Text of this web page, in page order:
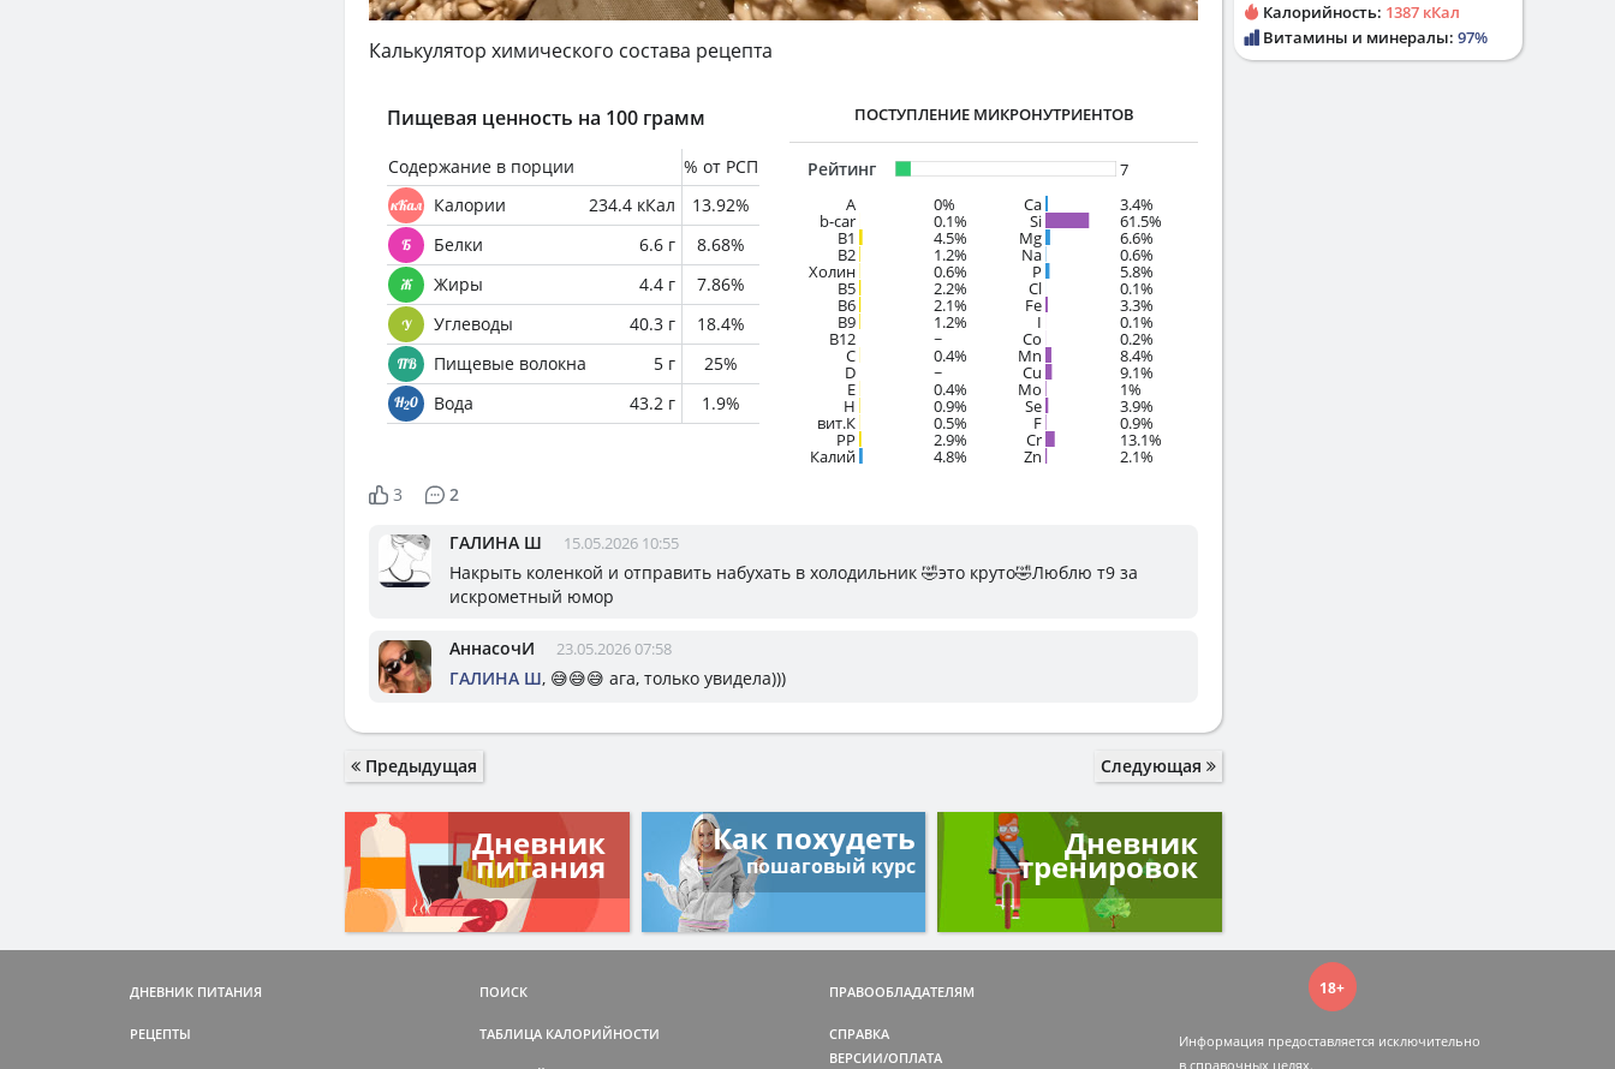
Калькулятор химического состава рецепта
Пищевая ценность на 100 грамм
Содержание в порции
% от РСП
Калории
234.4 кКал
13.92%
Белки
6.6 г
8.68%
Жиры
4.4 г
7.86%
Углеводы
40.3 г
18.4%
Пищевые волокна
5 г
25%
Вода
43.2 г 1.9%
ПОСТУПЛЕНИЕ МИКРОНУТРИЕНТОВ
Рейтинг
7
A
0%
b-car 0.1%
В1 4.5%
B2 1.2%
Холин 0.6%
B5 2.2%
B6 2.1%
B9 1.2%
B12 ~
C 0.4%
D ~
E 0.4%
H 0.9%
вит.К 0.5%
PP 2.9%
Калий 4.8%
Ca 3.4%
Si 61.5%
Mg 6.6%
Na 0.6%
P 5.8%
Cl 0.1%
Fe 3.3%
I 0.1%
Co 0.2%
Mn 8.4%
Cu 9.1%
Mo 1%
Se 3.9%
F 0.9%
Cr 13.1%
Zn 2.1%
3 2
ГАЛИНА Ш 15.05.2026 10:55
Накрыть коленкой и отправить набухать в холодильник 🤣это круто🤣Люблю т9 за
искрометный юмор
АннасочИ 23.05.2026 07:58
ГАЛИНА Ш, 😅😅😅 ага, только увидела)))
Предыдущая Следующая
Дневник
питания
Как похудеть
пошаговый курс
Дневник
тренировок
Калорийность: 1387 кКал
Витамины и минералы: 97%
ДНЕВНИК ПИТАНИЯ
РЕЦЕПТЫ
ПОИСК
ТАБЛИЦА КАЛОРИЙНОСТИ
ПРАВООБЛАДАТЕЛЯМ
СПРАВКА
ВЕРСИИ/ОПЛАТА
18+
Информация предоставляется исключительно
в справочных целях.